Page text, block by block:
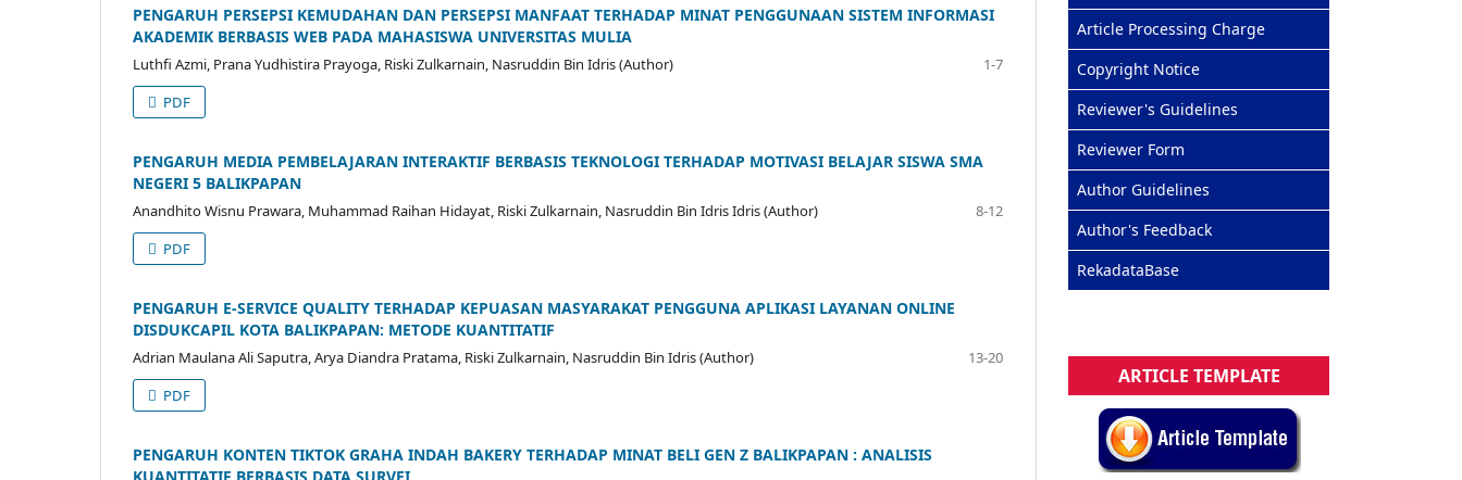
PENGARUH PERSEPSI KEMUDAHAN DAN PERSEPSI MANFAAT TERHADAP MINAT PENGGUNAAN SISTEM INFORMASI
AKADEMIK BERBASIS WEB PADA MAHASISWA UNIVERSITAS MULIA
Luthfi Azmi, Prana Yudhistira Prayoga, Riski Zulkarnain, Nasruddin Bin Idris (Author)
1-7
PDF
PENGARUH MEDIA PEMBELAJARAN INTERAKTIF BERBASIS TEKNOLOGI TERHADAP MOTIVASI BELAJAR SISWA SMA
NEGERI 5 BALIKPAPAN
Anandhito Wisnu Prawara, Muhammad Raihan Hidayat, Riski Zulkarnain, Nasruddin Bin Idris Idris (Author)
8-12
PDF
PENGARUH E-SERVICE QUALITY TERHADAP KEPUASAN MASYARAKAT PENGGUNA APLIKASI LAYANAN ONLINE
DISDUKCAPIL KOTA BALIKPAPAN: METODE KUANTITATIF
Adrian Maulana Ali Saputra, Arya Diandra Pratama, Riski Zulkarnain, Nasruddin Bin Idris (Author)
13-20
PDF
PENGARUH KONTEN TIKTOK GRAHA INDAH BAKERY TERHADAP MINAT BELI GEN Z BALIKPAPAN : ANALISIS
Article Processing Charge
Copyright Notice
Reviewer's Guidelines
Reviewer Form
Author Guidelines
Author's Feedback
RekadataBase
ARTICLE TEMPLATE